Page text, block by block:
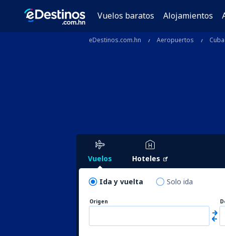
Vuelos baratos Alojamientos
eDestinos.com.hn Aeropuertos Cuba
Vuelos Hoteles
Ida y vuelta Solo ida
Origen